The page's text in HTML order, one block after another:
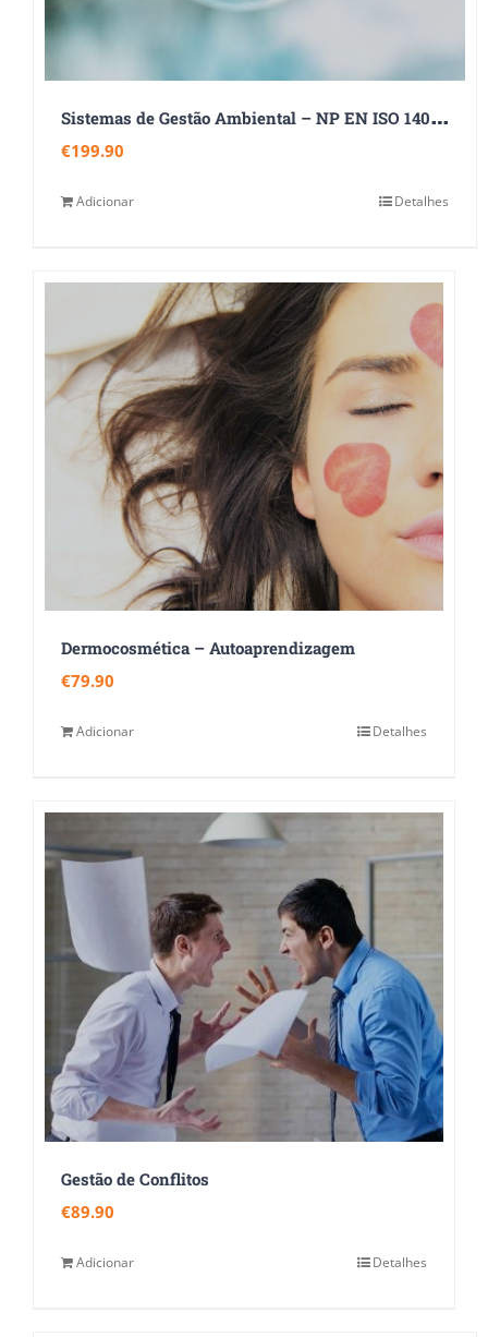
S
istemas de Gestão Ambiental – NP EN ISO 14001:2026
€199.90
Adicionar Detalhes
Dermocosmética – Autoaprendizagem
€79.90
Adicionar Detalhes
Gestão de Conflitos
€89.90
Adicionar Detalhes